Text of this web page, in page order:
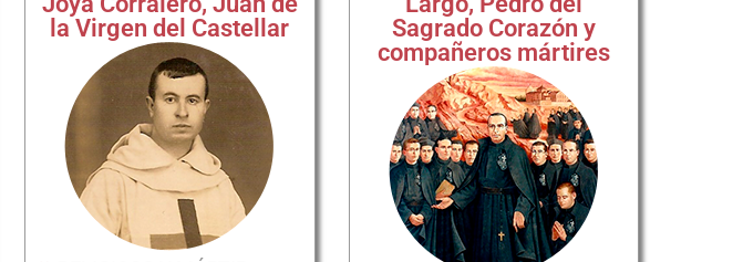
la Virgen del Castellar
Sagrado Corazón y
compañeros mártires